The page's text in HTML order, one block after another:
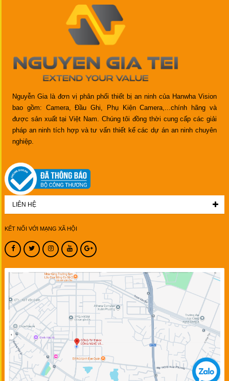
Nguyễn Gia là đơn vị phân phối thiết bị an ninh của Hanwha Vision
bao gồm: Camera, Đầu Ghi, Phụ Kiện Camera,...chính hãng và
được sản xuất tại Việt Nam. Chúng tôi đồng thời cung cấp các giải
pháp an ninh tích hợp và tư vấn thiết kế các dự án an ninh chuyên
nghiệp.
LIÊN HỆ
KẾT NỐI VỚI MẠNG XÃ HỘI